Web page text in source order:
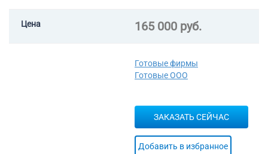
Цена 165 000 руб.
Готовые фирмы
Готовые ООО
ЗАКАЗАТЬ СЕЙЧАС
Добавить в избранное